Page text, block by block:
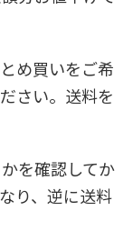
め買いをご希
さい。送料を
を確認してか
り、逆に送料